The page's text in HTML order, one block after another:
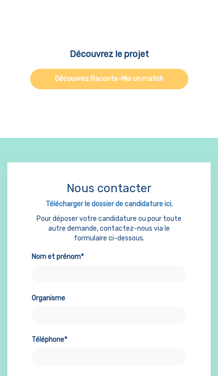
Découvrez le projet
Découvrez Raconte-Moi un match
Nous contacter
Télécharger le dossier de candidature ici.
Pour déposer votre candidature ou pour toute
autre demande, contactez-nous via le
formulaire ci-dessous.
Nom et prénom*
Organisme
Téléphone*